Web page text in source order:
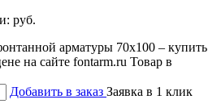
руб.
Добавить в заказ Заявка в 1 клик